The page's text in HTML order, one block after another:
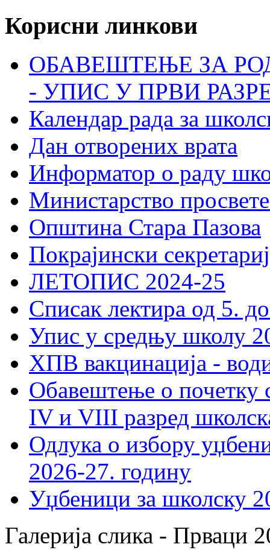
Корисни линкови
ОБАВЕШТЕЊЕ ЗА
- УПИС У ПРВИ
Календар рада за
Дан отворених врата
Информатор о раду
Министарство
Општина Стара Пазова
Покрајински
ЛЕТОПИС 2024-25
Списак лектира од 5.
Упис у средњу школу
ХПВ вакцинација -
Обавештење о почетку
IV и VIII разред
Одлука о избору
2026-27. годину
Уџбеници за школску
Галерија слика - Прваци